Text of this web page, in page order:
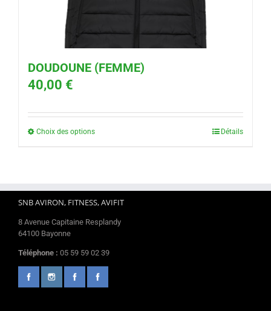
DOUDOUNE (FEMME)
40,00 €
Choix des options Détails
SNB AVIRON, FITNESS, AVIFIT
8 Avenue Capitaine Resplandy
64100 Bayonne
Téléphone : 05 59 59 02 39